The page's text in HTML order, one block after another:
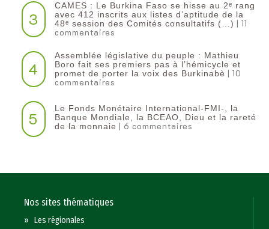
3
CAMES : Le Burkina Faso se hisse au 2ᵉ rang
avec 412 inscrits aux listes d’aptitude de la
48ᵉ session des Comités consultatifs (…)
| 11
commentaires
4
Assemblée législative du peuple : Mathieu
Boro fait ses premiers pas à l’hémicycle et
promet de porter la voix des Burkinabè
| 10
commentaires
5
Le Fonds Monétaire International-FMI-, la
Banque Mondiale, la BCEAO, Dieu et la rareté
de la monnaie
| 6 commentaires
Nos sites thématiques
»Les régionales